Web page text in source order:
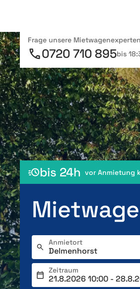
Frage unsere Mietwagenexperten
0720 710 895bis
bis 24h vor Anmietung
Anmietort
Zeitraum